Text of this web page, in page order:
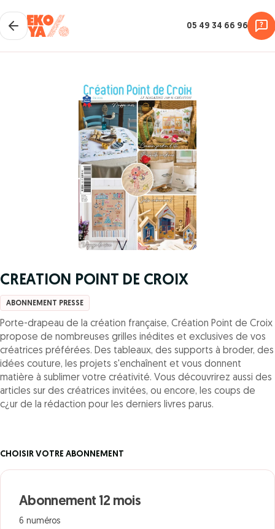
05 49 34 66 96
CREATION POINT DE CROIX
ABONNEMENT PRESSE
Porte-drapeau de la création française, Création Point de Croix
propose de nombreuses grilles inédites et exclusives de vos
créatrices préférées. Des tableaux, des supports à broder, des
idées couture, les projets s'enchaînent et vous donnent
matière à sublimer votre créativité. Vous découvrirez aussi des
articles sur des créatrices invitées, ou encore, les coups de
c¿ur de la rédaction pour les derniers livres parus.
CHOISIR VOTRE ABONNEMENT
Abonnement 12 mois
6 numéros